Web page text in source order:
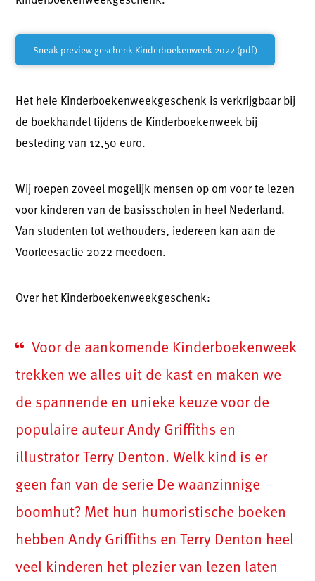
Sneak preview geschenk Kinderboekenweek 2022 (pdf)
Het hele Kinderboekenweekgeschenk is verkrijgbaar bij
de boekhandel tijdens de Kinderboekenweek bij
besteding van 12,50 euro.
Wij roepen zoveel mogelijk mensen op om voor te lezen
voor kinderen van de basisscholen in heel Nederland.
Van studenten tot wethouders, iedereen kan aan de
Voorleesactie 2022 meedoen.
Over het Kinderboekenweekgeschenk:
Voor de aankomende Kinderboekenweek
trekken we alles uit de kast en maken we
de spannende en unieke keuze voor de
populaire auteur Andy Griffiths en
illustrator Terry Denton. Welk kind is er
geen fan van de serie De waanzinnige
boomhut? Met hun humoristische boeken
hebben Andy Griffiths en Terry Denton heel
veel kinderen het plezier van lezen laten